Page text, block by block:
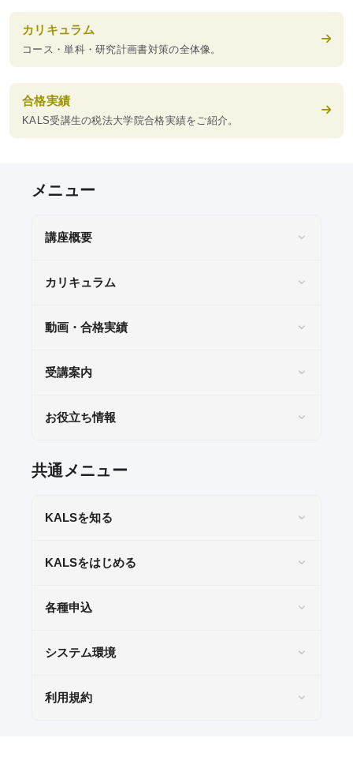
KALSメディア
KALSを知る
デジタルパンフレット
講座説明動画
講師紹介
校舎ポータルサイト
お知らせ
よくある質問
受講までの流れ
ガイダンス情報
講義スケジュール
WEB申込
講座概要
カリキュラム
動画・合格実績
受講案内
お役立ち情報
共通メニュー
KALSを知る
KALSをはじめる
各種申込
システム環境
利用規約
カリキュラム
コース・単科・研究計画書対策の全体像。
合格実績
KALS受講生の税法大学院合格実績をご紹介。